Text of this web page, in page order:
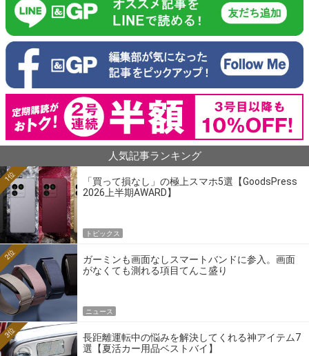
人気記事ランキング
「買って損なし」の極上スマホ5選【GoodsPress
2026上半期AWARD】
1位
トピックス
ガーミンも画面なしスマートバンドに参入。画面
がなくても測れる項目てんこ盛り
2位
ニュース
長距離運転中の悩みを解決してくれる神アイテム7
選【夏活カー用品ベストバイ】
3位